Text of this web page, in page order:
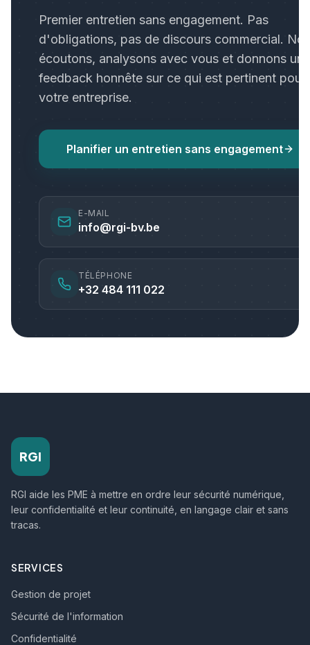
Premier entretien sans engagement. Pas
d'obligations, pas de discours commercial.
écoutons, analysons avec vous et donnons un
feedback honnête sur ce qui est pertinent pour
votre entreprise.
Planifier un entretien sans engagement
E-MAIL
info@rgi-bv.be
TÉLÉPHONE
+32 484 111 022
RGI
RGI aide les PME à mettre en ordre leur sécurité numérique,
leur confidentialité et leur continuité, en langage clair et sans
tracas.
SERVICES
Gestion de projet
Sécurité de l'information
Confidentialité